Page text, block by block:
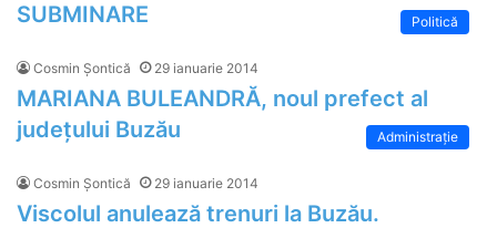
SUBMINARE
Politică
Cosmin Șontică 29 ianuarie 2014
MARIANA BULEANDRĂ, noul prefect al
județului Buzău
Administrație
Cosmin Șontică 29 ianuarie 2014
Viscolul anulează trenuri la Buzău.